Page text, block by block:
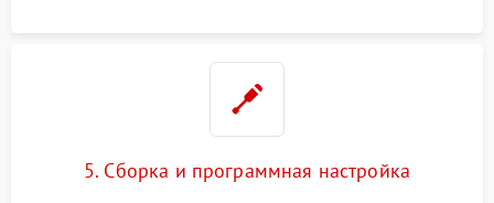
5. Сборка и программная настройка